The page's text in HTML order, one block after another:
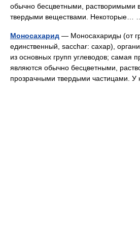
обычно бесцветными, растворимыми
твердыми веществами. Некоторые…
Моносахарид — Моносахариды (от
единственный, sacchar: сахар),
из основных групп углеводов; самая
являются обычно бесцветными,
прозрачными твердыми частицами.